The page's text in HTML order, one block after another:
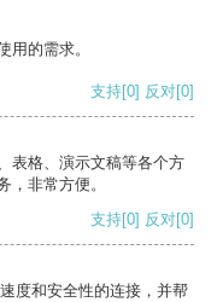
用的需求。
支持[0] 反对[0]
表格、演示文稿等各个方
，非常方便。
支持[0] 反对[0]
度和安全性的连接，并帮